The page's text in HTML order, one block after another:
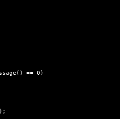
== 0)